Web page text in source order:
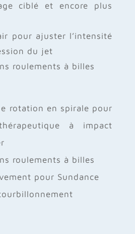
ciblé et encore plus
pour ajuster l’intensité
du jet
roulements à billes
rotation en spirale pour
à impact
roulements à billes
pour Sundance